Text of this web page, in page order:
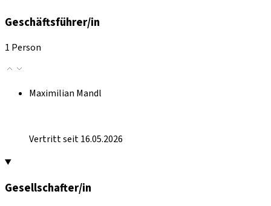
Geschäftsführer/in
1 Person
Maximilian Mandl
Vertritt seit 16.05.2026
Gesellschafter/in